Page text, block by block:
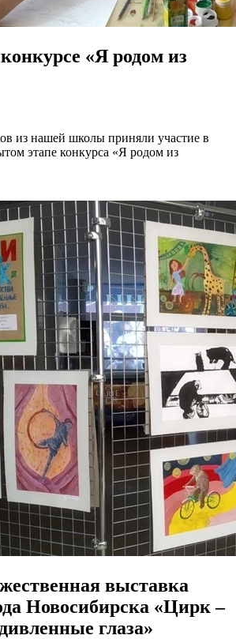
«Я родом из
из нашей школы приняли участие в
этапе конкурса «Я родом из
выставка
Новосибирска «Цирк –
глаза»